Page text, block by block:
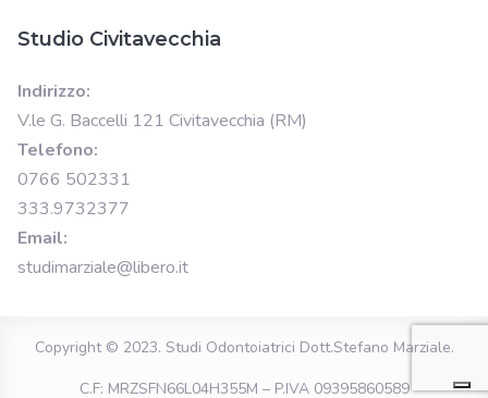
Studio Civitavecchia
Indirizzo:
V.le G. Baccelli 121 Civitavecchia (RM)
Telefono:
0766 502331
333.9732377
Email:
studimarziale@libero.it
Copyright © 2023. Studi Odontoiatrici Dott.Stefano Marziale.
C.F: MRZSFN66L04H355M – P.IVA 09395860589